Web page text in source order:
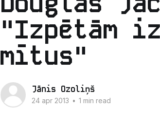
"Izpētām
mītus"
Jānis Ozoliņš
24 apr 2013 • 1 min read